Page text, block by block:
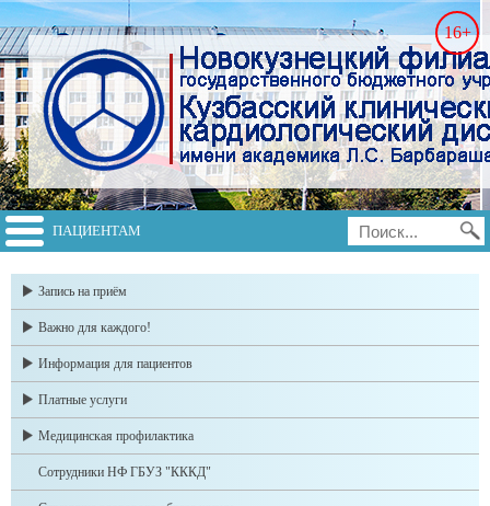
ПАЦИЕНТАМ
Запись на приём
Важно для каждого!
Информация для пациентов
Платные услуги
Медицинская профилактика
Сотрудники НФ ГБУЗ "КККД"
16+